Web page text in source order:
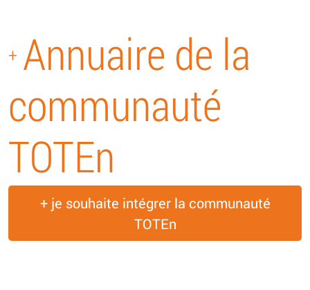
+ Annuaire de la
communauté
TOTEn
+ je souhaite intégrer la communauté
TOTEn